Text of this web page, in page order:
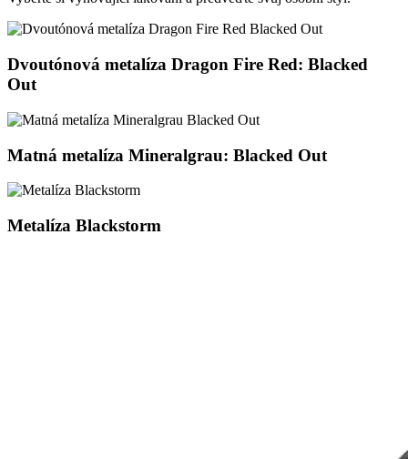
Dvoutónová metalíza Dragon Fire Red: Blacked
Out
Matná metalíza Mineralgrau: Blacked Out
Metalíza Blackstorm